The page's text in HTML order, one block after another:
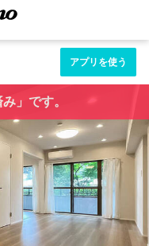
アプリを使う
」です。